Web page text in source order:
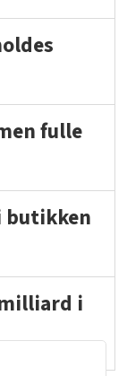
fulle
butikken
i